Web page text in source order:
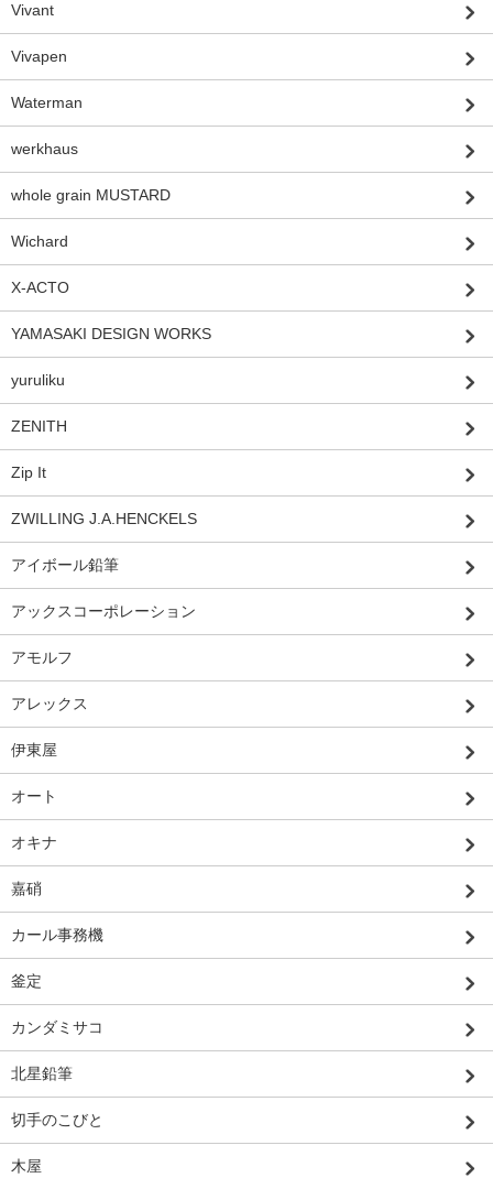
Vivant
Vivapen
Waterman
werkhaus
whole grain MUSTARD
Wichard
X-ACTO
YAMASAKI DESIGN WORKS
yuruliku
ZENITH
Zip It
ZWILLING J.A.HENCKELS
アイボール鉛筆
アックスコーポレーション
アモルフ
アレックス
伊東屋
オート
オキナ
嘉硝
カール事務機
釜定
カンダミサコ
北星鉛筆
切手のこびと
木屋